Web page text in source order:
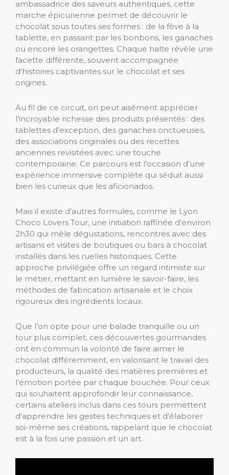
ambassadrice des saveurs authentiques, cette
marche épicurienne permet de découvrir le
chocolat sous toutes ses formes : de la fève à la
tablette, en passant par les bonbons, les ganaches
ou encore les orangettes. Chaque halte révèle une
facette différente, souvent accompagnée
d’histoires captivantes sur le chocolat et ses
origines.
Au fil de ce circuit, on peut aisément apprécier
l’incroyable richesse des produits présentés : des
tablettes d’exception, des ganaches onctueuses,
des associations originales ou des recettes
anciennes revisitées avec une touche
contemporaine. Ce parcours est l’occasion d’une
expérience immersive complète qui séduit aussi
bien les curieux que les aficionados.
Mais il existe d’autres formules, comme le Lyon
Choco Lovers Tour, une initiation raffinée d’environ
2h30 qui mêle dégustations, rencontres avec des
artisans et visites de boutiques ou bars à chocolat
installés dans les ruelles historiques. Cette
approche privilégiée offre un regard intimiste sur
le métier, mettant en lumière le savoir-faire, les
méthodes de fabrication artisanale et le choix
rigoureux des ingrédients locaux.
Que l’on opte pour une balade tranquille ou un
tour plus complet, ces découvertes gourmandes
ont en commun la volonté de faire aimer le
chocolat différemment, en valorisant le travail des
producteurs, la qualité des matières premières et
l’émotion portée par chaque bouchée. Pour ceux
qui souhaitent approfondir leur connaissance,
certains ateliers inclus dans ces tours permettent
d’apprendre les gestes techniques et d’élaborer
soi-même ses créations, rappelant que le chocolat
est à la fois une passion et un art.